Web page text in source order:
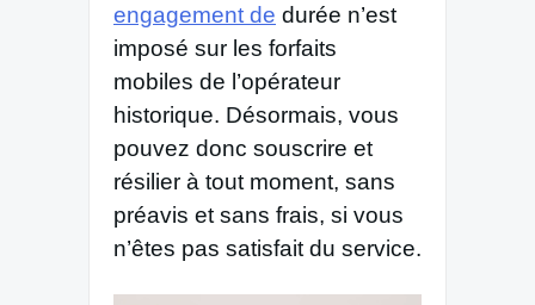
engagement de durée n’est
imposé sur les forfaits
mobiles de l’opérateur
historique. Désormais, vous
pouvez donc souscrire et
résilier à tout moment, sans
préavis et sans frais, si vous
n’êtes pas satisfait du service.